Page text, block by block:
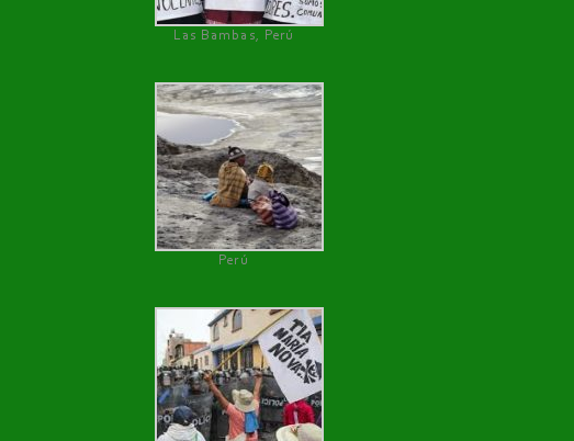
Las Bambas, Perú
Perú